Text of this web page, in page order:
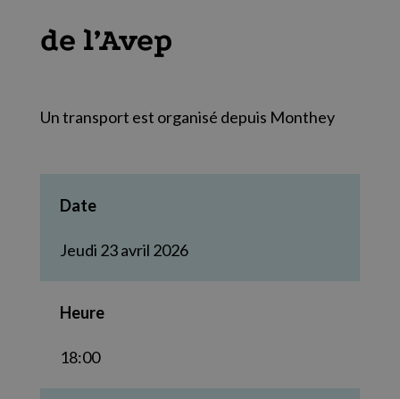
de l’Avep
Un transport est organisé depuis Monthey
Date
Jeudi 23 avril 2026
Heure
18:00